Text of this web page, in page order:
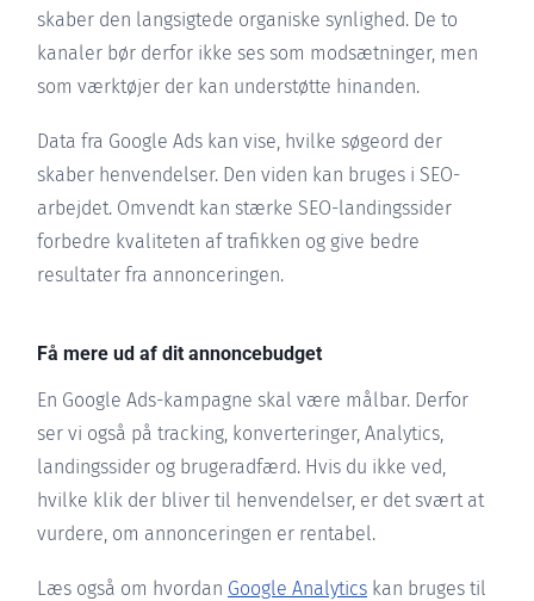
skaber den langsigtede organiske synlighed. De to
kanaler bør derfor ikke ses som modsætninger, men
som værktøjer der kan understøtte hinanden.
Data fra Google Ads kan vise, hvilke søgeord der
skaber henvendelser. Den viden kan bruges i SEO-
arbejdet. Omvendt kan stærke SEO-landingssider
forbedre kvaliteten af trafikken og give bedre
resultater fra annonceringen.
Få mere ud af dit annoncebudget
En Google Ads-kampagne skal være målbar. Derfor
ser vi også på tracking, konverteringer, Analytics,
landingssider og brugeradfærd. Hvis du ikke ved,
hvilke klik der bliver til henvendelser, er det svært at
vurdere, om annonceringen er rentabel.
Læs også om hvordan Google Analytics kan bruges til